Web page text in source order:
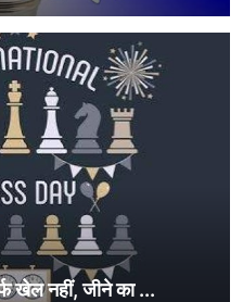
खेल नहीं, जीने का ...